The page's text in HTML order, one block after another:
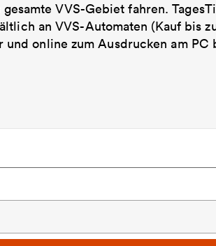
VVS-Gebiet fahren.
an VVS-Automaten (Kauf bis
online zum Ausdrucken am PC